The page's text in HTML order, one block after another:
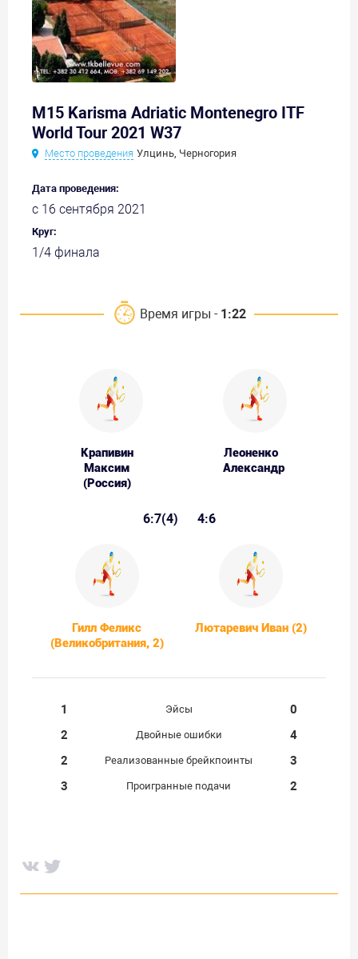
M15 Karisma Adriatic Montenegro ITF
World Tour 2021 W37
Место проведения Улцинь, Черногория
Дата проведения:
с 16 сентября 2021
Круг:
1/4 финала
Время игры - 1:22
Крапивин
Максим
(Россия)
Леоненко
Александр
6:7(4) 4:6
Гилл Феликс
(Великобритания, 2)
Лютаревич Иван (2)
1 Эйсы
0
2
Двойные ошибки
4
2
Реализованные брейкпоинты
3
3
Проигранные подачи 2